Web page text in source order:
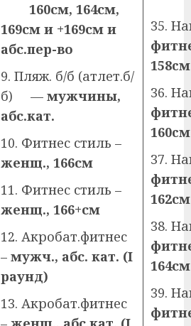
160см, 164см,
169см и +169см и
абс.пер-во
9. Пляж. б/б (атлет.б/
б) — мужчины,
абс.кат.
10. Фитнес стиль –
женщ., 166см
11. Фитнес стиль –
женщ., 166+см
12. Акробат.фитнес
– мужч., абс. кат. (I
раунд)
13. Акробат.фитнес
35.
158cм
36.
160cм
37.
162см
38.
164см
39.